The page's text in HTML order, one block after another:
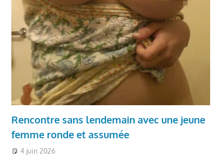
Rencontre sans lendemain avec une jeune
femme ronde et assumée
4 juin 2026